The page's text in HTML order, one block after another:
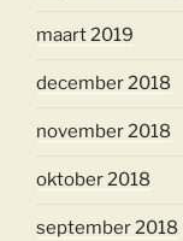
maart 2019
december 2018
november 2018
oktober 2018
september 2018